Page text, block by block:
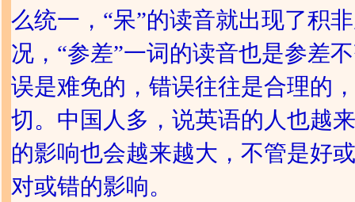
么统一，“呆”的读音就出现了积
况，“参差”一词的读音也是参差
误是难免的，错误往往是合理的
切。中国人多，说英语的人也越
的影响也会越来越大，不管是好
对或错的影响。